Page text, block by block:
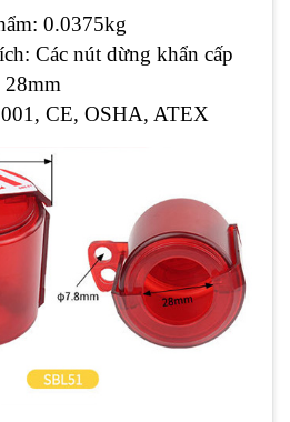
0.0375kg
Các nút dừng khẩn cấp
28mm
CE, OSHA, ATEX